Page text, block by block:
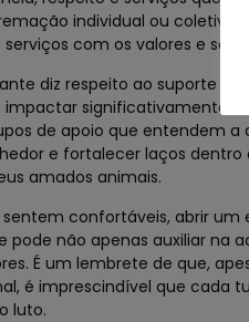
individual ou
com os valores e
diz respeito ao suporte
significativamente a
de apoio que entendem a
e fortalecer laços dentro
amados animais.
sentem confortáveis, abrir
pode não apenas auxiliar na
É um lembrete de que,
é imprescindível que cada
luto.